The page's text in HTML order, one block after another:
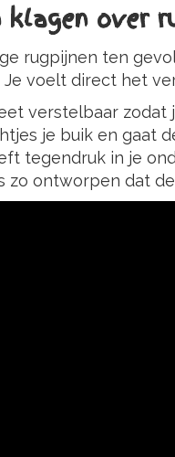
klagen
rugpijnen ten
voelt direct het
verstelbaar
je buik en gaat
tegendruk in je
zo ontworpen dat